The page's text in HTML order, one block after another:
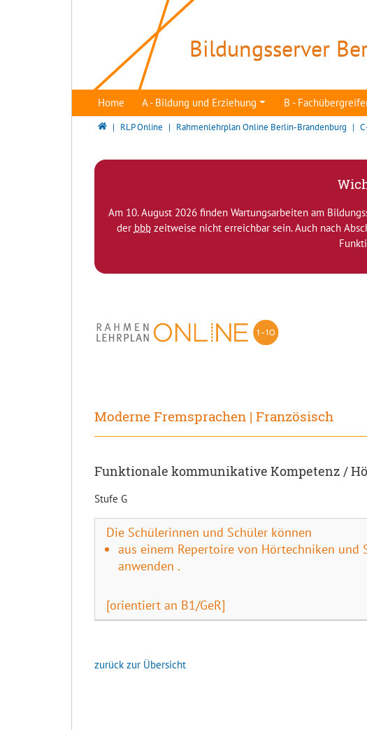
Bildungsserver
Home A - Bildung und Erziehung B -
Bildungsserver Berlin - Brandenburg
RLP Online Rahmenlehrplan Online Berlin-Brandenburg
Am 10. August 2026 finden Wartungsarbeiten am
der bbbzeitweise nicht erreichbar sein. Auch nach
Moderne Fremsprachen | Französisch
Funktionale kommunikative Kompetenz /
Stufe G
Die Schülerinnen und Schüler können
aus einem Repertoire von Hörtechniken und
anwenden .
[orientiert an B1/GeR]
zurück zur Übersicht